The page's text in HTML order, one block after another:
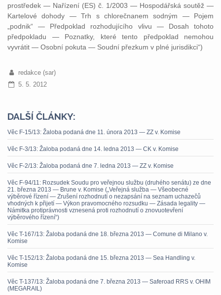
prostředek — Nařízení (ES) č. 1/2003 — Hospodářská soutěž —
Kartelové dohody — Trh s chlorečnanem sodným — Pojem
„podnik“ — Předpoklad rozhodujícího vlivu — Dosah tohoto
předpokladu — Poznatky, které tento předpoklad nemohou
vyvrátit — Osobní pokuta — Soudní přezkum v plné jurisdikci“)
redakce (sar)
5. 5. 2012
DALŠÍ ČLÁNKY:
Věc F-15/13: Žaloba podaná dne 11. února 2013 — ZZ v. Komise
Věc F-3/13: Žaloba podaná dne 14. ledna 2013 — CK v. Komise
Věc F-2/13: Žaloba podaná dne 7. ledna 2013 — ZZ v. Komise
Věc F-94/11: Rozsudek Soudu pro veřejnou službu (druhého senátu) ze dne
21. března 2013 — Brune v. Komise („Veřejná služba — Všeobecné
výběrové řízení — Zrušení rozhodnutí o nezapsání na seznam uchazečů
vhodných k přijetí — Výkon pravomocného rozsudku — Zásada legality —
Námitka protiprávnosti vznesená proti rozhodnutí o znovuotevření
výběrového řízení“)
Věc T-167/13: Žaloba podaná dne 18. března 2013 — Comune di Milano v.
Komise
Věc T-152/13: Žaloba podaná dne 15. března 2013 — Sea Handling v.
Komise
Věc T-137/13: Žaloba podaná dne 7. března 2013 — Saferoad RRS v. OHIM
(MEGARAIL)